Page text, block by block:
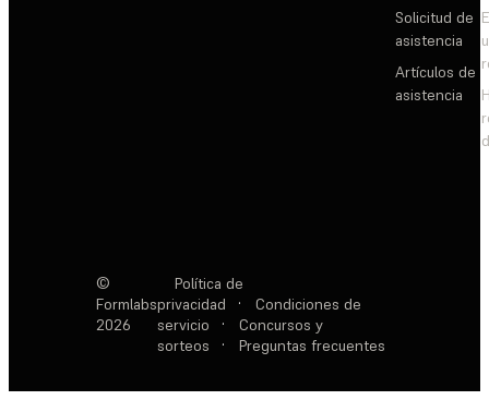
Solicitud de
asistencia
Artículos de
asistencia
©
Formlabs
2026
Política de
privacidad
·
Condiciones de
servicio
·
Concursos y
sorteos
· Preguntas frecuentes